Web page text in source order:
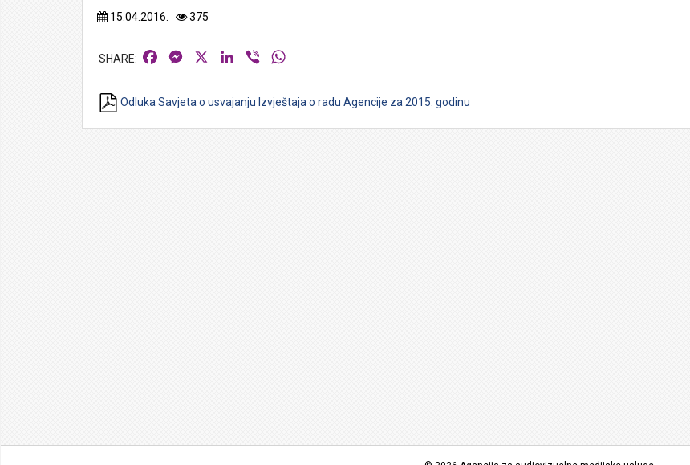
15.04.2016. 375
FacebookMessengerLinkedIn
Viber
Odluka Savjeta o usvajanju Izvještaja o radu Agencije za 2015. godinu